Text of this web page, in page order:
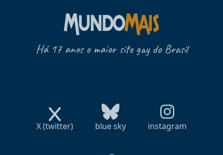
Há 17 anos o maior site gay do Brasil
X (twitter) blue sky instagram